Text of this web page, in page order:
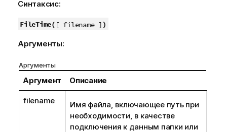
Синтаксис:
FileTime( [ filename ] )
Аргументы:
Аргументы
Аргумент Описание
filename
Имя файла, включающее путь при
необходимости, в качестве
подключения к данным папки или